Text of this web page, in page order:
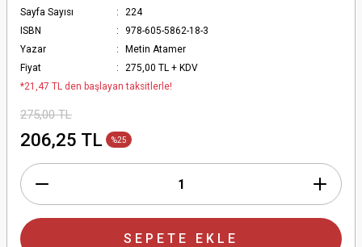
Sayfa Sayısı
224
ISBN
978-605-5862-18-3
Yazar
Metin Atamer
Fiyat
275,00 TL + KDV
*21,47 TL den başlayan taksitlerle!
275,00 TL
206,25 TL %25
SEPETE EKLE